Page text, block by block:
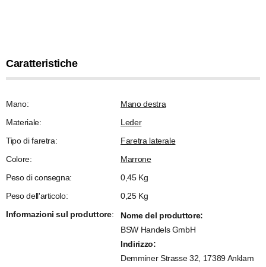
Caratteristiche
Mano:
Mano destra
Materiale:
Leder
Tipo di faretra:
Faretra laterale
Colore:
Marrone
Peso di consegna:
0,45 Kg
Peso dell'articolo:
0,25 Kg
Informazioni sul produttore:
Nome del produttore:
BSW Handels GmbH
Indirizzo:
Demminer Strasse 32, 17389 Anklam